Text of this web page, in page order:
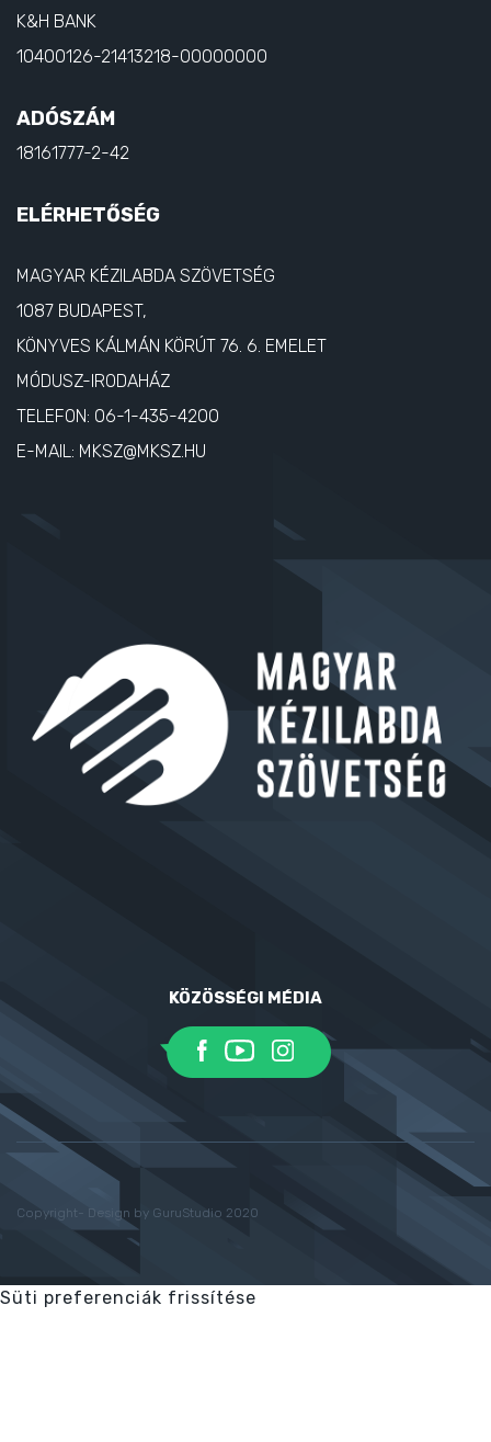
K&H BANK
10400126-21413218-00000000
ADÓSZÁM
18161777-2-42
ELÉRHETŐSÉG
MAGYAR KÉZILABDA SZÖVETSÉG
1087 BUDAPEST,
KÖNYVES KÁLMÁN KÖRÚT 76. 6. EMELET
MÓDUSZ-IRODAHÁZ
TELEFON: 06-1-435-4200
E-MAIL: MKSZ@MKSZ.HU
KÖZÖSSÉGI MÉDIA
Copyright- Design by GuruStudio 2020
Süti preferenciák frissítése